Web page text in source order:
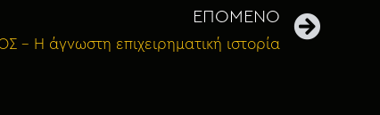
ΕΠΟΜΕΝΟ
– Η άγνωστη επιχειρηματική ιστορία